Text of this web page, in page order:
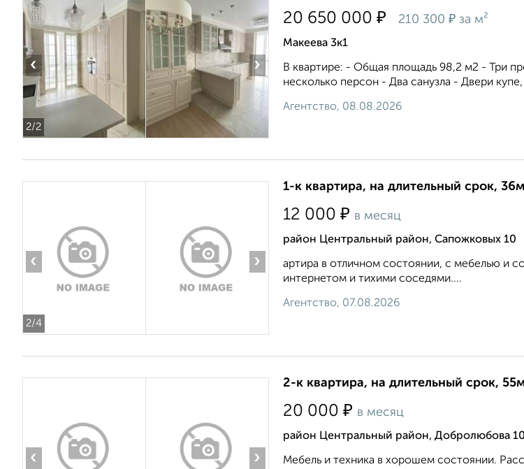
2/2
‹ ›
20 650 000 ₽ 210 300 ₽ за м²
Макеева 3к1
В квартире: - Общая площадь 98,2 м2 - Три
несколько персон - Два санузла - Двери
Агентство, 08.08.2026
2/4
‹ ›
1-к квартира, на длительный срок,
12 000 ₽ в месяц
район Центральный район, Сапожковых 10
артира в отличном состоянии, с мебелью и
интернетом и тихими соседями....
Агентство, 07.08.2026
‹ ›
2-к квартира, на длительный срок,
20 000 ₽ в месяц
район Центральный район, Добролюбова
Мебель и техника в хорошем состоянии.